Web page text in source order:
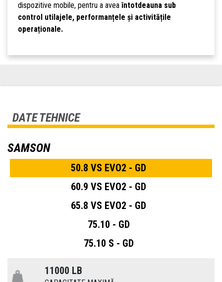
dispozitive mobile, pentru a aveaîntotdeauna sub
control utilajele, performanțele și activitățile
operaționale.
DATE TEHNICE
SAMSON
50.8 VS EVO2 - GD
60.9 VS EVO2 - GD
65.8 VS EVO2 - GD
75.10 - GD
75.10 S - GD
11000 LB